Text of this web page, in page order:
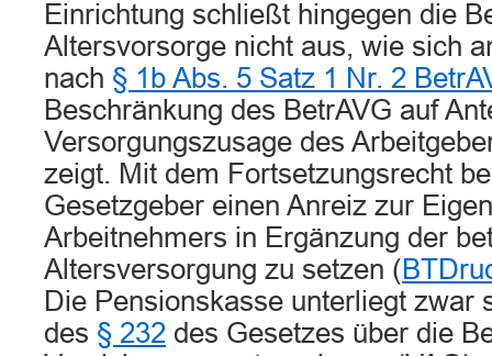
Einrichtung schließt hingegen die
Altersvorsorge nicht aus, wie sich
nach § 1b Abs. 5 Satz 1 Nr. 2
Beschränkung des BetrAVG auf
Versorgungszusage des
zeigt. Mit dem Fortsetzungsrecht
Gesetzgeber einen Anreiz zur
Arbeitnehmers in Ergänzung der
Altersversorgung zu setzen (
Die Pensionskasse unterliegt zwar
des § 232 des Gesetzes über die